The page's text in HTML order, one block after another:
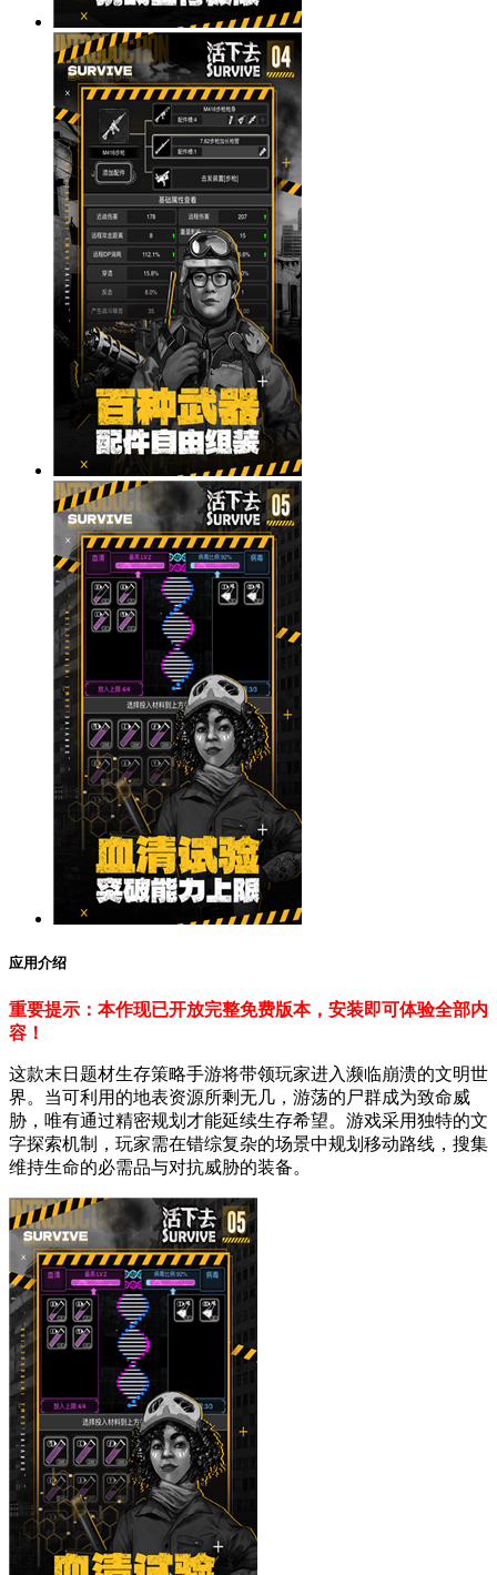
应用介绍
重要提示：本作现已开放完整免费版本，安装即可体验全部内
容！
这款末日题材生存策略手游将带领玩家进入濒临崩溃的文明世
界。当可利用的地表资源所剩无几，游荡的尸群成为致命威
胁，唯有通过精密规划才能延续生存希望。游戏采用独特的文
字探索机制，玩家需在错综复杂的场景中规划移动路线，搜集
维持生命的必需品与对抗威胁的装备。